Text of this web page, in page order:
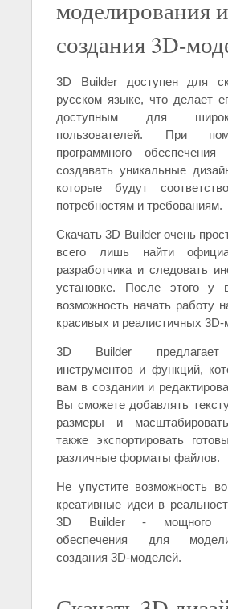
моделирования и
создания 3D-
3D Builder доступен для
русском языке, что делает
доступным для
пользователей. При
программного
создавать уникальные
которые будут
потребностям и требованиям.
Скачать 3D Builder очень
всего лишь найти
разработчика и следовать
установке. После этого у
возможность начать работу
красивых и реалистичных
3D Builder предлагает
инструментов и функций,
вам в создании и
Вы сможете добавлять
размеры и
также экспортировать
различные форматы файлов.
Не упустите возможность
креативные идеи в
3D Builder - мощного
обеспечения для
создания 3D-моделей.